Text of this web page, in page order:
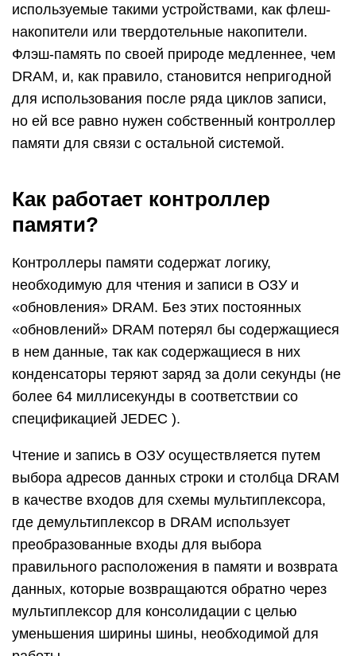
используемые такими устройствами, как флеш-
накопители или твердотельные накопители.
Флэш-память по своей природе медленнее, чем
DRAM, и, как правило, становится непригодной
для использования после ряда циклов записи,
но ей все равно нужен собственный контроллер
памяти для связи с остальной системой.
Как работает контроллер
памяти?
Контроллеры памяти содержат логику,
необходимую для чтения и записи в ОЗУ и
«обновления» DRAM. Без этих постоянных
«обновлений» DRAM потерял бы содержащиеся
в нем данные, так как содержащиеся в них
конденсаторы теряют заряд за доли секунды (не
более 64 миллисекунды в соответствии со
спецификацией JEDEC ).
Чтение и запись в ОЗУ осуществляется путем
выбора адресов данных строки и столбца DRAM
в качестве входов для схемы мультиплексора,
где демультиплексор в DRAM использует
преобразованные входы для выбора
правильного расположения в памяти и возврата
данных, которые возвращаются обратно через
мультиплексор для консолидации с целью
уменьшения ширины шины, необходимой для